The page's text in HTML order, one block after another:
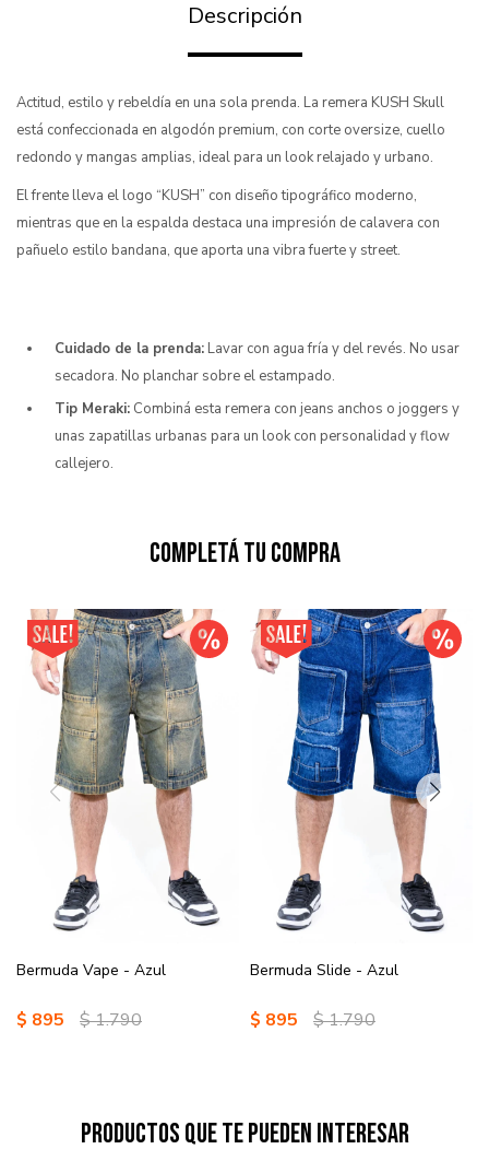
Descripción
Actitud, estilo y rebeldía en una sola prenda. La remera KUSH Skull
está confeccionada en algodón premium, con corte oversize, cuello
redondo y mangas amplias, ideal para un look relajado y urbano.
El frente lleva el logo “KUSH” con diseño tipográfico moderno,
mientras que en la espalda destaca una impresión de calavera con
pañuelo estilo bandana, que aporta una vibra fuerte y street.
Cuidado de la prenda: Lavar con agua fría y del revés. No usar
secadora. No planchar sobre el estampado.
Tip Meraki: Combiná esta remera con jeans anchos o joggers y
unas zapatillas urbanas para un look con personalidad y flow
callejero.
Completá tu compra
Bermuda Vape - Azul
$ 895 $1.790
Bermuda Slide - Azul
$ 895 $1.790
Productos que te pueden interesar